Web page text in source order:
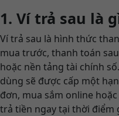
1. Ví trả sau là
Ví trả sau là hình thức
mua trước, thanh toán
hoặc nền tảng tài chính
dùng sẽ được cấp một
đơn, mua sắm online
trả tiền ngay tại thời điểm